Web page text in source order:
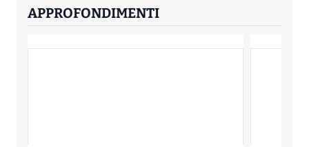
APPROFONDIMENTI